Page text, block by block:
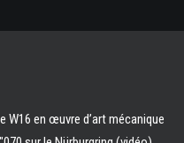
W16 en œuvre d’art mécanique